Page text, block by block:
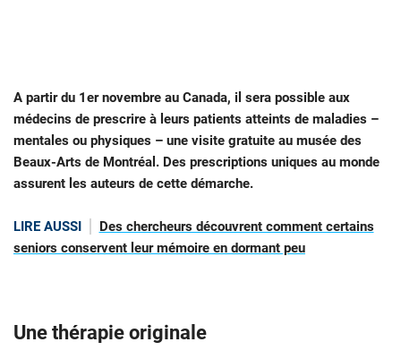
A partir du 1er novembre au Canada, il sera possible aux
médecins de prescrire à leurs patients atteints de maladies –
mentales ou physiques – une visite gratuite au musée des
Beaux-Arts de Montréal. Des prescriptions uniques au monde
assurent les auteurs de cette démarche.
LIRE AUSSI
Des chercheurs découvrent comment certains
seniors conservent leur mémoire en dormant peu
Une thérapie originale